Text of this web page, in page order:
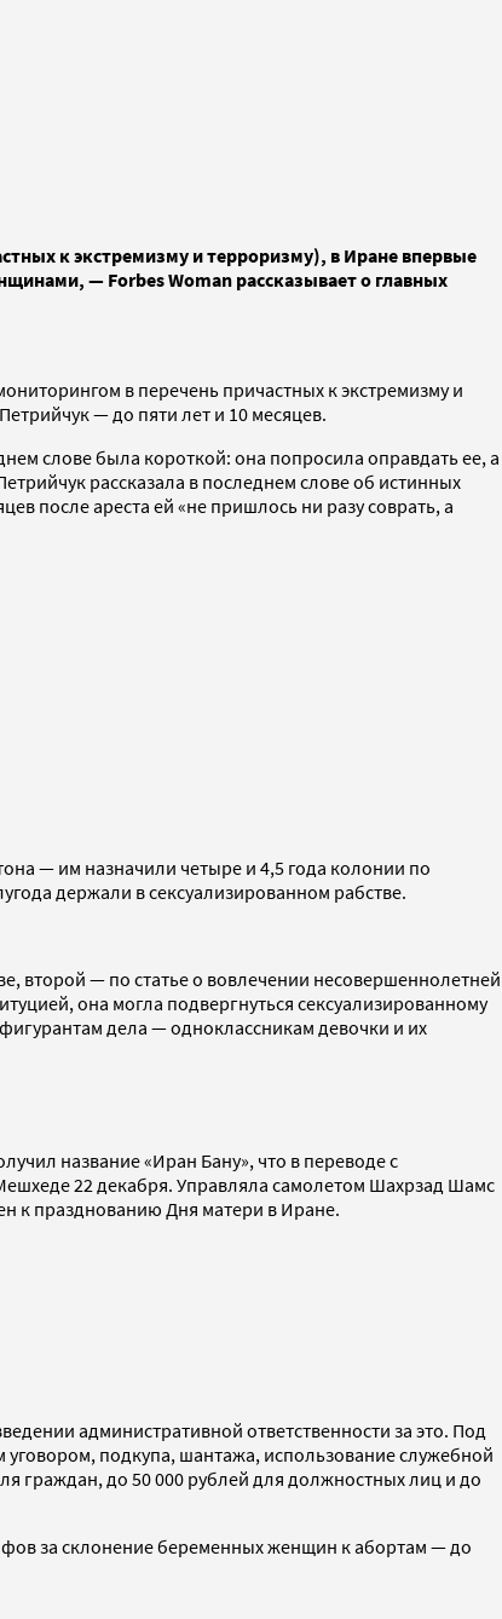
к экстремизму и терроризму), в Иране впервые
— Forbes Woman рассказывает о главных
в перечень причастных к экстремизму и
— до пяти лет и 10 месяцев.
слове была короткой: она попросила оправдать ее, а
рассказала в последнем слове об истинных
после ареста ей «не пришлось ни разу соврать, а
— им назначили четыре и 4,5 года колонии по
держали в сексуализированном рабстве.
второй — по статье о вовлечении несовершеннолетней
она могла подвергнуться сексуализированному
дела — одноклассникам девочки и их
название «Иран Бану», что в переводе с
22 декабря. Управляла самолетом Шахрзад Шамс
к празднованию Дня матери в Иране.
административной ответственности за это. Под
подкупа, шантажа, использование служебной
граждан, до 50 000 рублей для должностных лиц и до
за склонение беременных женщин к абортам — до